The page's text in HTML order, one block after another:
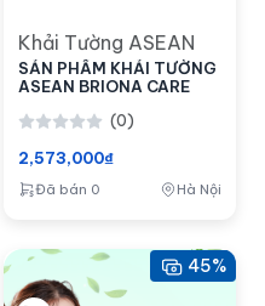
Khải Tường ASEAN
SẢN PHẨM KHẢI TƯỜNG
ASEAN BRIONA CARE
(0)
2,573,000₫
Đã bán 0 Hà Nội
45%